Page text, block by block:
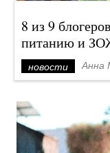
8 из 9
питанию и
новости Анна